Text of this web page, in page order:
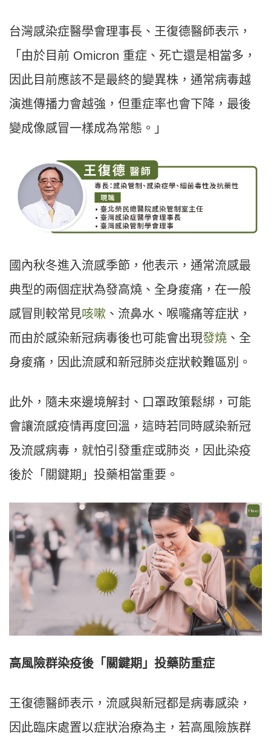
台灣感染症醫學會理事長、王復德醫師表示，
「由於目前 Omicron 重症、死亡還是相當多，
因此目前應該不是最終的變異株，通常病毒越
演進傳播力會越強，但重症率也會下降，最後
變成像感冒一樣成為常態。」
國內秋冬進入流感季節，他表示，通常流感最
典型的兩個症狀為發高燒、全身痠痛，在一般
感冒則較常見咳嗽 、流鼻水、喉嚨痛等症狀，
而由於感染新冠病毒後也可能會出現發燒 、全
身痠痛，因此流感和新冠肺炎症狀較難區別。
此外，隨未來邊境解封、口罩政策鬆綁，可能
會讓流感疫情再度回溫，這時若同時感染新冠
及流感病毒，就怕引發重症或肺炎，因此染疫
後於「關鍵期」投藥相當重要。
高風險群染疫後「關鍵期」投藥防重症
王復德醫師表示，流感與新冠都是病毒感染，
因此臨床處置以症狀治療為主，若高風險族群